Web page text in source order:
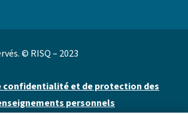
© RISQ – 2023
confidentialité et de protection des
personnels